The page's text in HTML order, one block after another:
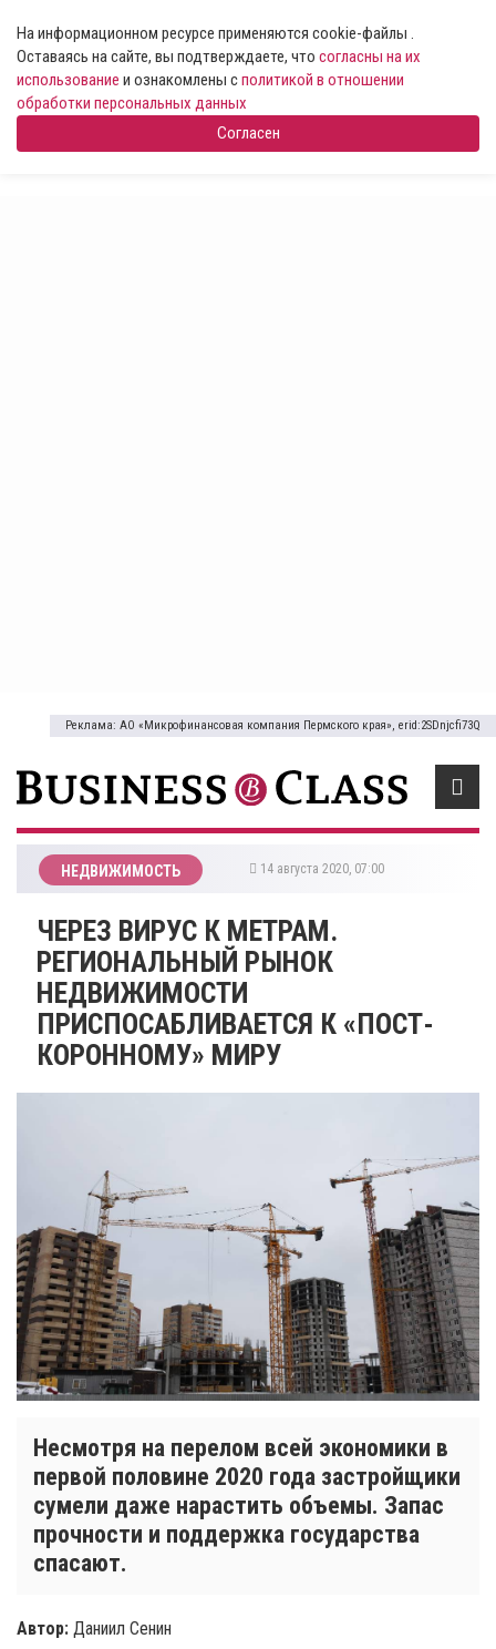
На информационном ресурсе применяются cookie-файлы .
Оставаясь на сайте, вы подтверждаете, что согласны на их
использование и ознакомлены сполитикой в отношении
обработки персональных данных
Согласен
Реклама: АО «Микрофинансовая компания Пермского края», erid:2SDnjcfi73Q
НЕДВИЖИМОСТЬ 14 августа 2020, 07:00
ЧЕРЕЗ ВИРУС К МЕТРАМ.
РЕГИОНАЛЬНЫЙ РЫНОК
НЕДВИЖИМОСТИ
ПРИСПОСАБЛИВАЕТСЯ К «ПОСТ-
КОРОННОМУ» МИРУ
Несмотря на перелом всей экономики в
первой половине 2020 года застройщики
сумели даже нарастить объемы. Запас
прочности и поддержка государства
спасают.
Автор: Даниил Сенин